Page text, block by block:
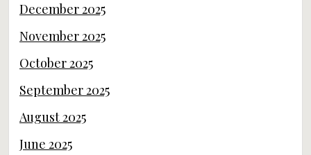
December 2025
November 2025
October 2025
September 2025
August 2025
June 2025